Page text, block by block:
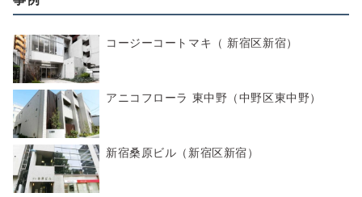
コージーコートマキ（ 新宿区新宿）
アニコフローラ 東中野（中野区東中野）
新宿桑原ビル（新宿区新宿）